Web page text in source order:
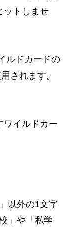
ットしませ
ルドカードの
されます。
ワイルドカー
以外の1文字
」や「私学